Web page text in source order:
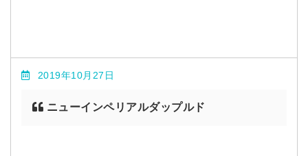
2019年10月27日
ニューインペリアルダップルド